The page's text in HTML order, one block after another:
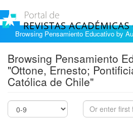
Browsing Pensamiento Educativo by
Browsing Pensamiento
"Ottone, Ernesto;
Católica de Chile"